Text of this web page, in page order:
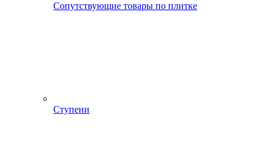
Сопутствующие товары по плитке
Ступени